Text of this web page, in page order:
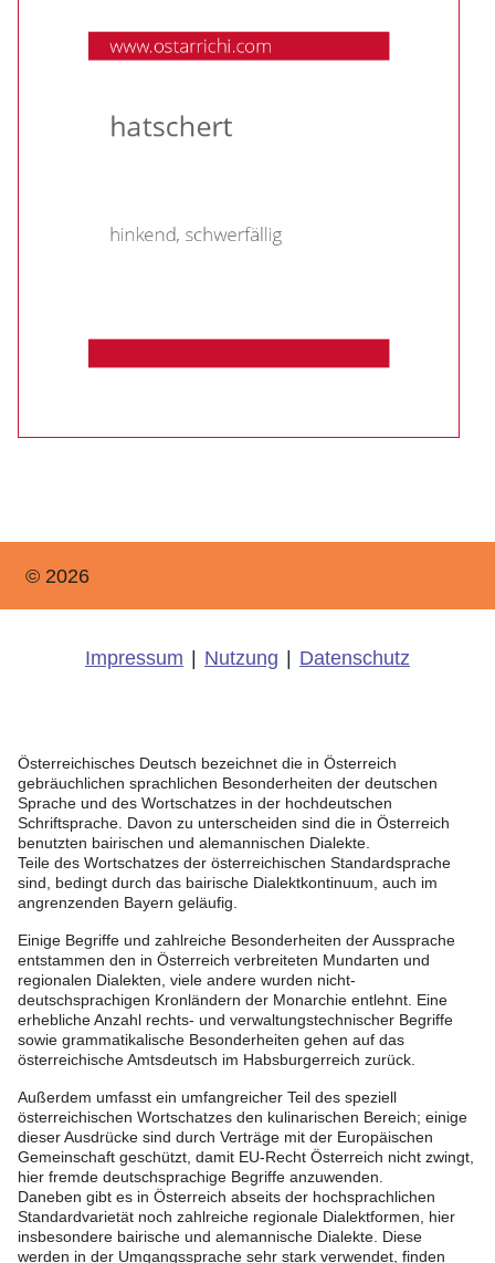
© 2026
Impressum Nutzung Datenschutz
Österreichisches Deutsch bezeichnet die in Österreich
gebräuchlichen sprachlichen Besonderheiten der deutschen
Sprache und des Wortschatzes in der hochdeutschen
Schriftsprache. Davon zu unterscheiden sind die in Österreich
benutzten bairischen und alemannischen Dialekte.
Teile des Wortschatzes der österreichischen Standardsprache
sind, bedingt durch das bairische Dialektkontinuum, auch im
angrenzenden Bayern geläufig.
Einige Begriffe und zahlreiche Besonderheiten der Aussprache
entstammen den in Österreich verbreiteten Mundarten und
regionalen Dialekten, viele andere wurden nicht-
deutschsprachigen Kronländern der Monarchie entlehnt. Eine
erhebliche Anzahl rechts- und verwaltungstechnischer Begriffe
sowie grammatikalische Besonderheiten gehen auf das
österreichische Amtsdeutsch im Habsburgerreich zurück.
Außerdem umfasst ein umfangreicher Teil des speziell
österreichischen Wortschatzes den kulinarischen Bereich; einige
dieser Ausdrücke sind durch Verträge mit der Europäischen
Gemeinschaft geschützt, damit EU-Recht Österreich nicht zwingt,
hier fremde deutschsprachige Begriffe anzuwenden.
Daneben gibt es in Österreich abseits der hochsprachlichen
Standardvarietät noch zahlreiche regionale Dialektformen, hier
insbesondere bairische und alemannische Dialekte. Diese
werden in der Umgangssprache sehr stark verwendet, finden